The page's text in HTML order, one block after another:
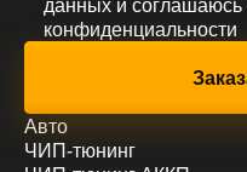
конфиденциальности
Авто
ЧИП-тюнинг